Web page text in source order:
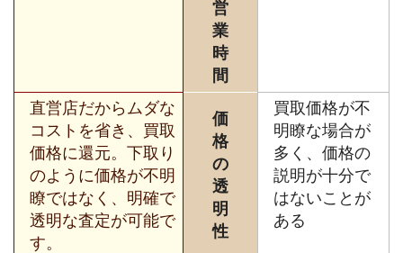
営
業
時
間
直営店だからムダな
コストを省き、買取
価格に還元。下取り
のように価格が不明
瞭ではなく、明確で
透明な査定が可能で
す。
価
格
の
透
明
性
買取価格が不
明瞭な場合が
多く、価格の
説明が十分で
はないことが
ある